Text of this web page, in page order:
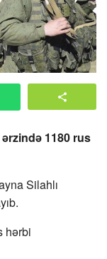
1180 rus
Silahlı
hərbi